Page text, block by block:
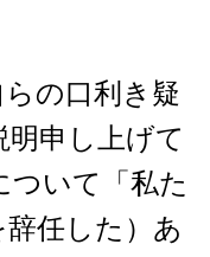
の口利き疑
申し上げて
ついて「私た
任した）あ